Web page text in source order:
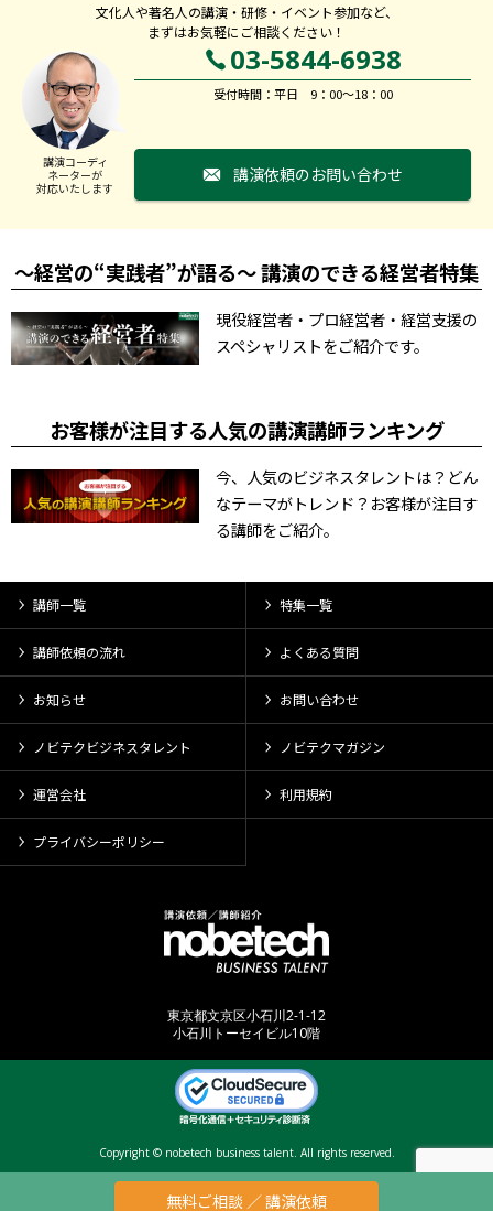
文化人や著名人の講演・研修・イベント参加など、
まずはお気軽にご相談ください！
講演コーディ
ネーターが
対応いたします
03-5844-6938
受付時間：平日 9：00～18：00
講演依頼のお問い合わせ
～経営の“実践者”が語る～ 講演のできる経営者特集
現役経営者・プロ経営者・経営支援の
スペシャリストをご紹介です。
お客様が注目する人気の講演講師ランキング
今、人気のビジネスタレントは？どん
なテーマがトレンド？お客様が注目す
る講師をご紹介。
講師一覧 特集一覧
講師依頼の流れ よくある質問
お知らせ お問い合わせ
ノビテクビジネスタレント ノビテクマガジン
運営会社 利用規約
プライバシーポリシー
東京都文京区小石川2-1-12
小石川トーセイビル10階
Copyright © nobetech business talent. All rights reserved.
無料ご相談 ／ 講演依頼